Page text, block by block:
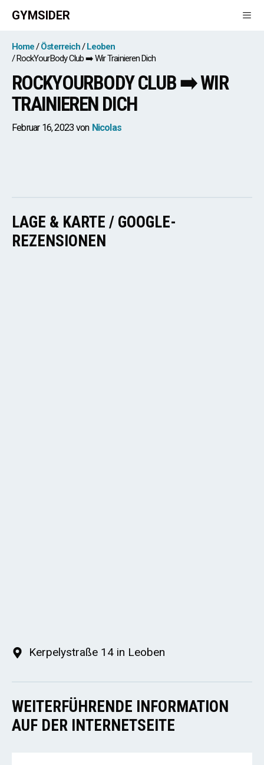
Zum
Inhalt
springen
GYMSIDER
Home Österreich
Leoben
RockYourBody Club ➡️ Wir Trainieren Dich
ROCKYOURBODY CLUB ➡️ WIR
TRAINIEREN DICH
Februar 16, 2023 von Nicolas
LAGE & KARTE / GOOGLE-
REZENSIONEN
Kerpelystraße 14 in Leoben
WEITERFÜHRENDE INFORMATION
AUF DER INTERNETSEITE